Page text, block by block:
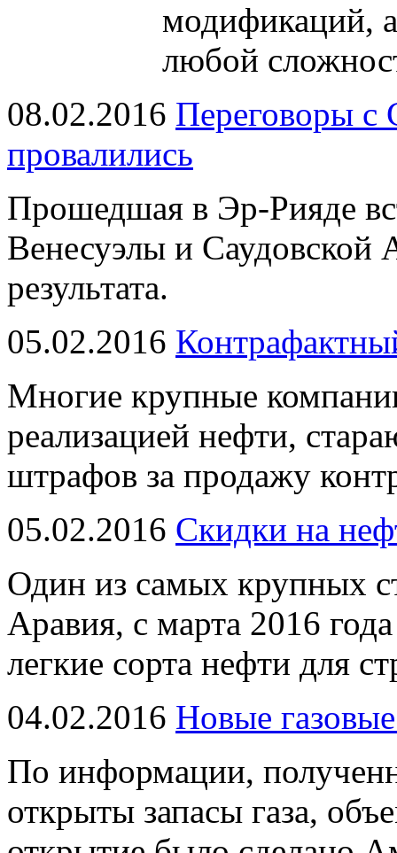
модификаций,
любой
08.02.2016 Переговоры с
провалились
Прошедшая в Эр-Рияде
Венесуэлы и Саудовской
результата.
05.02.2016
Многие крупные
реализацией нефти,
штрафов за продажу
05.02.2016 Скидки на
Один из самых крупных
Аравия, с марта 2016
легкие сорта нефти для
04.02.2016 Новые
По информации,
открыты запасы газа,